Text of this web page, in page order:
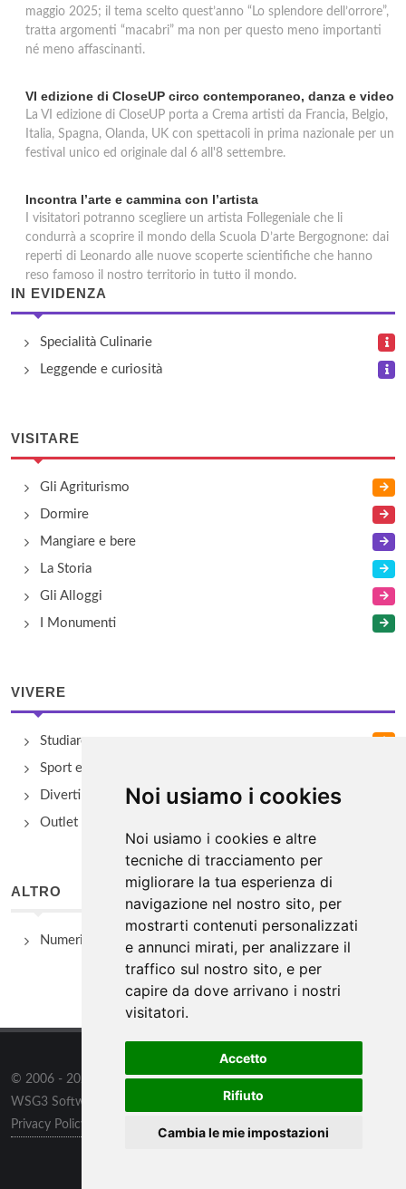
Noi usiamo i cookies
Noi usiamo i cookies e altre
tecniche di tracciamento per
migliorare la tua esperienza di
navigazione nel nostro sito, per
mostrarti contenuti personalizzati
e annunci mirati, per analizzare il
traffico sul nostro sito, e per
capire da dove arrivano i nostri
visitatori.
Accetto
Rifiuto
Cambia le mie impostazioni
maggio 2025; il tema scelto quest’anno “Lo splendore dell’orrore”,
tratta argomenti “macabri” ma non per questo meno importanti
né meno affascinanti.
VI edizione di CloseUP circo contemporaneo, danza e video
La VI edizione di CloseUP porta a Crema artisti da Francia, Belgio,
Italia, Spagna, Olanda, UK con spettacoli in prima nazionale per un
festival unico ed originale dal 6 all'8 settembre.
Incontra l’arte e cammina con l’artista
I visitatori potranno scegliere un artista Follegeniale che li
condurrà a scoprire il mondo della Scuola D’arte Bergognone: dai
reperti di Leonardo alle nuove scoperte scientifiche che hanno
reso famoso il nostro territorio in tutto il mondo.
IN EVIDENZA
Specialità Culinarie
Leggende e curiosità
VISITARE
Gli Agriturismo
Dormire
Mangiare e bere
La Storia
Gli Alloggi
I Monumenti
VIVERE
Studiare
Sport e Benessere
Divertimento e Natura
Outlet e spacci aziendali
ALTRO
Numeri Utili
© 2006 - 2026 WSG3 STUDIOtutti i diritti riservati. Powered by
WSG3 Software
Privacy Policy
Preferenze sui Cookies